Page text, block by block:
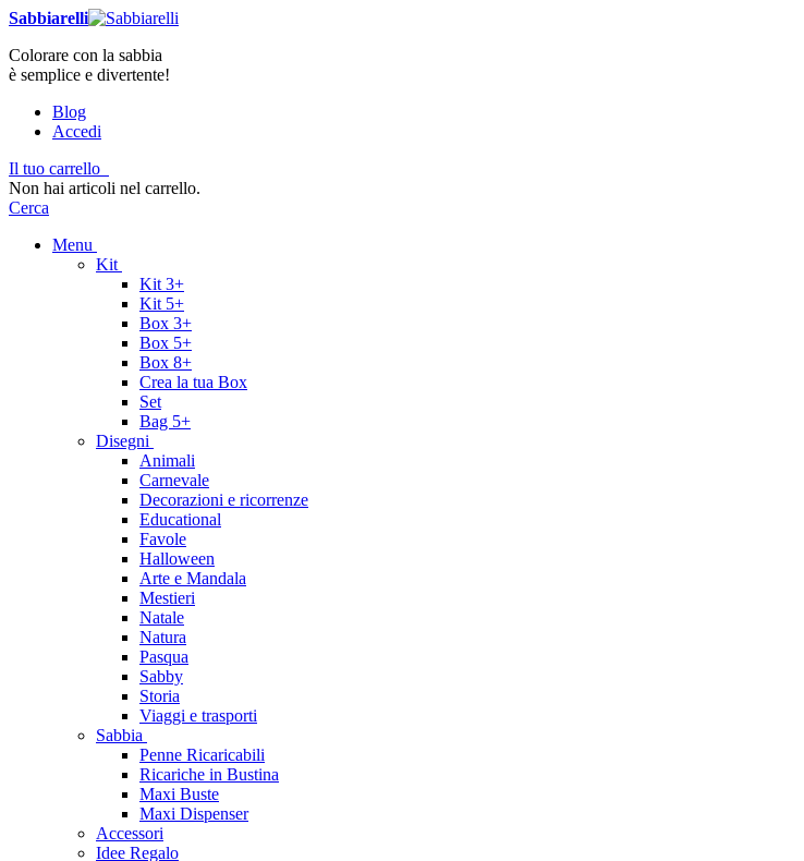
Sabbiarelli
Colorare con la sabbia
è semplice e divertente!
Blog
Accedi
Il tuo carrello
Non hai articoli nel carrello.
Cerca
Menu
Kit
Kit 3+
Kit 5+
Box 3+
Box 5+
Box 8+
Crea la tua Box
Set
Bag 5+
Disegni
Animali
Carnevale
Decorazioni e ricorrenze
Educational
Favole
Halloween
Arte e Mandala
Mestieri
Natale
Natura
Pasqua
Sabby
Storia
Viaggi e trasporti
Sabbia
Penne Ricaricabili
Ricariche in Bustina
Maxi Buste
Maxi Dispenser
Accessori
Idee Regalo